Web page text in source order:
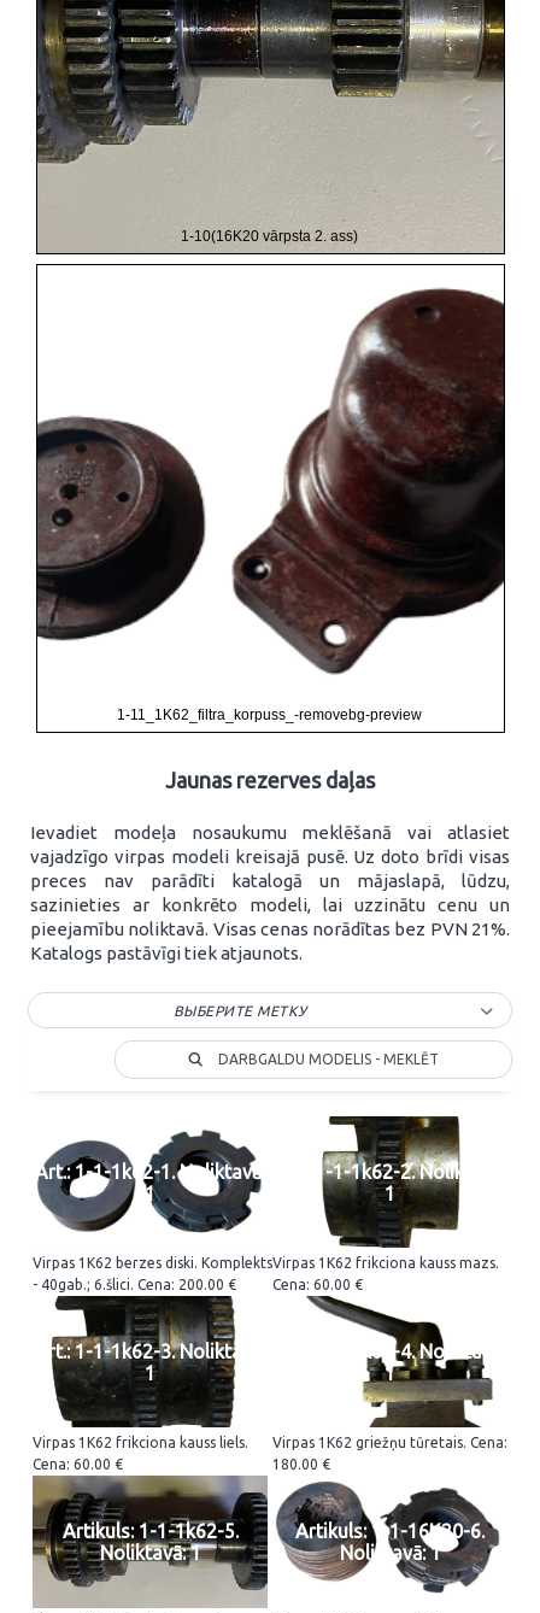
1-10(16K20 vārpsta 2. ass)
1-11_1K62_filtra_korpuss_-removebg-preview
Jaunas rezerves daļas
Ievadiet modeļa nosaukumu meklēšanā vai atlasiet
vajadzīgo virpas modeli kreisajā pusē. Uz doto brīdi visas
preces nav parādīti katalogā un mājaslapā, lūdzu,
sazinieties ar konkrēto modeli, lai uzzinātu cenu un
pieejamību noliktavā. Visas cenas norādītas bez PVN 21%.
Katalogs pastāvīgi tiek atjaunots.
ВЫБЕРИТЕ МЕТКУ
DARBGALDU MODELIS - MEKLĒT
Art.: 1-1-1k62-1. Noliktavā:
1
Virpas 1K62 berzes diski. Komplekts
- 40gab.; 6.šlici. Cena: 200.00 €
Art.: 1-1-1k62-2. Noliktavā:
1
Virpas 1K62 frikciona kauss mazs.
Cena: 60.00 €
Art.: 1-1-1k62-3. Noliktavā:
1
Virpas 1K62 frikciona kauss liels.
Cena: 60.00 €
Art.: 1-1-1k62-4. Noliktavā:
1
Virpas 1K62 griežņu tūretais. Cena:
180.00 €
Artikuls: 1-1-1k62-5.
Noliktavā: 1
Artikuls: 1-1-16K20-6.
Noliktavā: 1